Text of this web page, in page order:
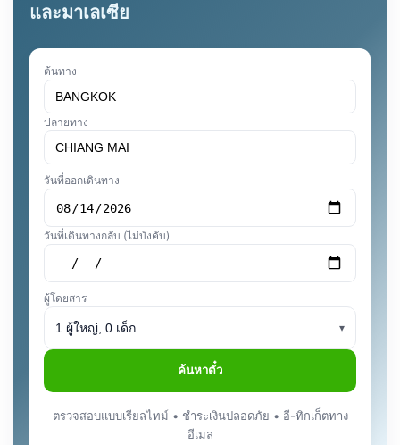
และมาเลเซีย
ต้นทาง
ปลายทาง
วันที่ออกเดินทาง
วันที่เดินทางกลับ (ไม่บังคับ)
ผู้โดยสาร
1 ผู้ใหญ่, 0 เด็ก ▾
ค้นหาตั๋ว
ตรวจสอบแบบเรียลไทม์ • ชำระเงินปลอดภัย • อี-ทิกเก็ตทาง
อีเมล